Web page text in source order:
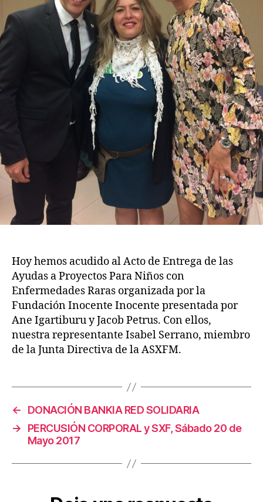
Hoy hemos acudido al Acto de Entrega de las
Ayudas a Proyectos Para Niños con
Enfermedades Raras organizada por la
Fundación Inocente Inocente presentada por
Ane Igartiburu y Jacob Petrus. Con ellos,
nuestra representante Isabel Serrano, miembro
de la Junta Directiva de la ASXFM.
←
DONACIÓN BANKIA RED SOLIDARIA
→
PERCUSIÓN CORPORAL y SXF, Sábado 20 de
Mayo 2017